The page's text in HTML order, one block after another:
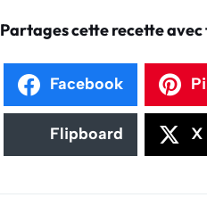
Partages cette recette avec
Facebook
Flipboard X